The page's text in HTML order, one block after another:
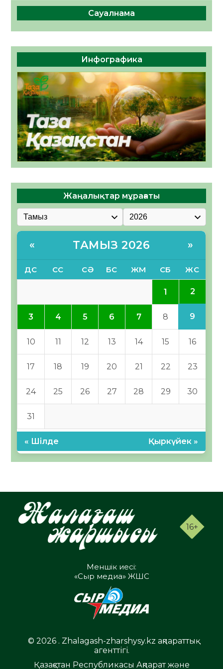
Сауалнама
Инфографика
Жаңалықтар мұрағаты
« ТАМЫЗ 2026 »
ДС СС СӘ БС ЖМ СБ ЖС
1 2
3 4 5 6 7 8 9
10 11 12 13 14 15 16
17 18 19 20 21 22 23
24 25 26 27 28 29 30
31
« Шілде Қыркүйек »
16+
Меншік иесі:
«Сыр медиа» ЖШС
© 2026 . Zhalagash-zharshysy.kz ақпараттық
агенттігі.
Қазақстан Республикасы Ақпарат және